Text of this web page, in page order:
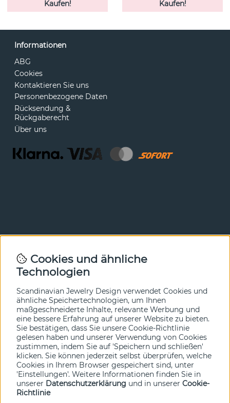
Kaufen!
Kaufen!
Informationen
ABG
Cookies
Kontaktieren Sie uns
Personenbezogene Daten
Rücksendung &
Rückgaberecht
Über uns
Newsletter
In unserem Newsletter erfahren Sie vor allen anderen
hier an.
Ja bitte!
Cookies und ähnliche
Technologien
Scandinavian Jewelry Design verwendet Cookies und
ähnliche Speichertechnologien, um Ihnen
maßgeschneiderte Inhalte, relevante Werbung und
eine bessere Erfahrung auf unserer Website zu bieten.
Sie bestätigen, dass Sie unsere Cookie-Richtlinie
gelesen haben und unserer Verwendung von Cookies
zustimmen, indem Sie auf 'Speichern und schließen'
klicken. Sie können jederzeit selbst überprüfen, welche
Cookies in Ihrem Browser gespeichert sind, unter
'Einstellungen'. Weitere Informationen finden Sie in
unserer Datenschutzerklärung und in unserer Cookie-
Richtlinie